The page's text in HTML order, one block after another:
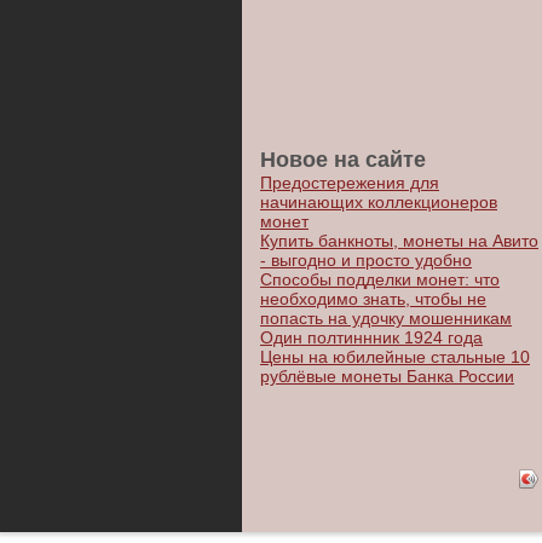
Новое на сайте
Предостережения для
начинающих коллекционеров
монет
Купить банкноты, монеты на Авито
- выгодно и просто удобно
Способы подделки монет: что
необходимо знать, чтобы не
попасть на удочку мошенникам
Один полтиннник 1924 года
Цены на юбилейные стальные 10
рублёвые монеты Банка России